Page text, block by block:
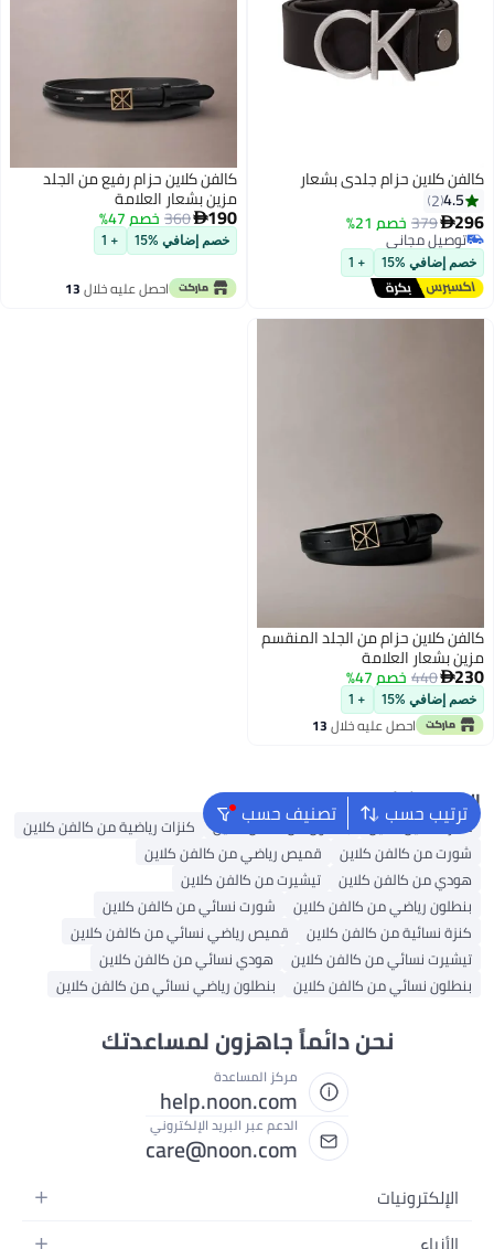
كالفن كلاين حزام جلدي بشعار
4.5
2
296
379 خصم 21%
توصيل مجاني
توصيل مجاني
خصم إضافي %15 + 1
كالفن كلاين حزام رفيع من الجلد
مزين بشعار العلامة
190
360 خصم 47%
خصم إضافي %15 + 1
احصل عليه خلال13
اغسطس
كالفن كلاين حزام من الجلد المنقسم
مزين بشعار العلامة
230
440خصم 47%
خصم إضافي %15 + 1
احصل عليه خلال13
ترتيب حسب تصنيف حسب البحث الشائع
عطر كالفين كلاين بنطلون من كالفن كلاين
كنزات رياضية من كالفن كلاين
شورت من كالفن كلاين
قميص رياضي من كالفن كلاين
هودي من كالفن كلاين
تيشيرت من كالفن كلاين
بنطلون رياضي من كالفن كلاين
شورت نسائي من كالفن كلاين
كنزة نسائية من كالفن كلاين
قميص رياضي نسائي من كالفن كلاين
تيشيرت نسائي من كالفن كلاين
هودي نسائي من كالفن كلاين
بنطلون نسائي من كالفن كلاين
بنطلون رياضي نسائي من كالفن كلاين
نحن دائماً جاهزون لمساعدتك
مركز المساعدة
help.noon.com
الدعم عبر البريد الإلكتروني
care@noon.com
الإلكترونيات
الهواتف المتحركة